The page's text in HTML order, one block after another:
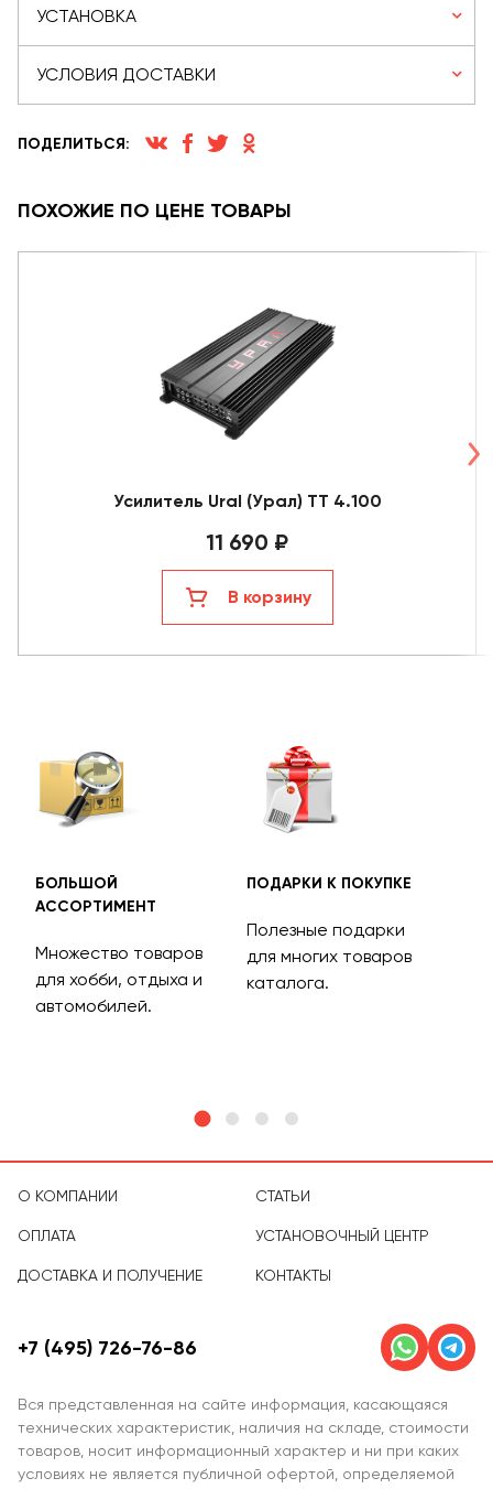
УСТАНОВКА
УСЛОВИЯ ДОСТАВКИ
ПОДЕЛИТЬСЯ:
ПОХОЖИЕ ПО ЦЕНЕ ТОВАРЫ
Усилитель Ural (Урал) ТТ 4.100
11 690 ₽
В корзину
БОЛЬШОЙ
АССОРТИМЕНТ
Множество товаров
для хобби, отдыха и
автомобилей.
ПОДАРКИ К ПОКУПКЕ
Полезные подарки
для многих товаров
каталога.
О КОМПАНИИ
ОПЛАТА
ДОСТАВКА И ПОЛУЧЕНИЕ
СТАТЬИ
УСТАНОВОЧНЫЙ ЦЕНТР
КОНТАКТЫ
Вся представленная на сайте информация, касающаяся
технических характеристик, наличия на складе, стоимости
товаров, носит информационный характер и ни при каких
условиях не является публичной офертой, определяемой
+7 (495) 726-76-86